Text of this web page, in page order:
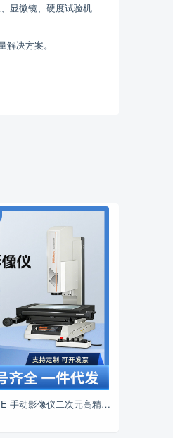
显微镜、硬度试验机
决方案。
三丰 QUICK SCOPE 手动影像仪二次元高精度光学尺寸检测仪器厂家